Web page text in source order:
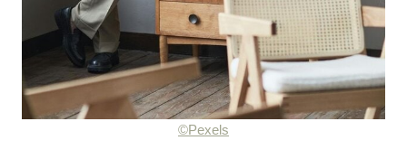
©Pexels